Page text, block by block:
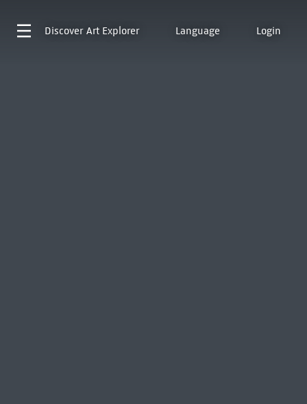
Discover Art Explorer Language Login